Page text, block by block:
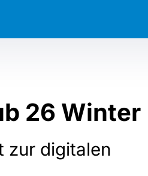
26 Winter
zur digitalen